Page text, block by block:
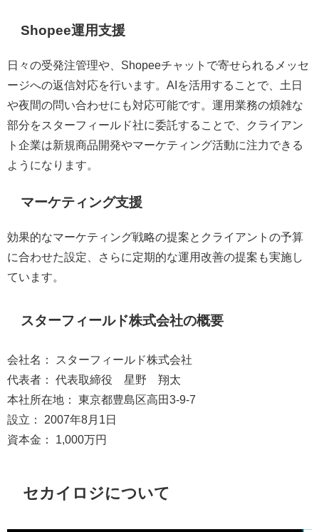
Shopee運用支援
日々の受発注管理や、Shopeeチャットで寄せられるメッセ
ージへの返信対応を行います。AIを活用することで、土日
や夜間の問い合わせにも対応可能です。運用業務の煩雑な
部分をスターフィールド社に委託することで、クライアン
ト企業は新規商品開発やマーケティング活動に注力できる
ようになります。
マーケティング支援
効果的なマーケティング戦略の提案とクライアントの予算
に合わせた設定、さらに定期的な運用改善の提案も実施し
ています。
スターフィールド株式会社の概要
会社名： スターフィールド株式会社
代表者： 代表取締役 星野 翔太
本社所在地： 東京都豊島区高田3-9-7
設立： 2007年8月1日
資本金： 1,000万円
セカイロジについて